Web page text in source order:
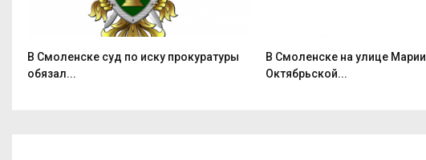
В Смоленске суд по иску прокуратуры
обязал...
В Смоленске на улице Марии
Октябрьской...